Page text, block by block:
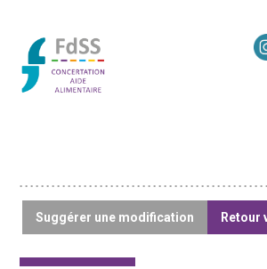
Suggérer une modification Retour